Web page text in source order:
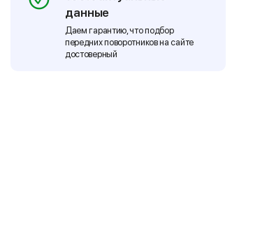
данные
Даем гарантию, что подбор
передних поворотников на сайте
достоверный